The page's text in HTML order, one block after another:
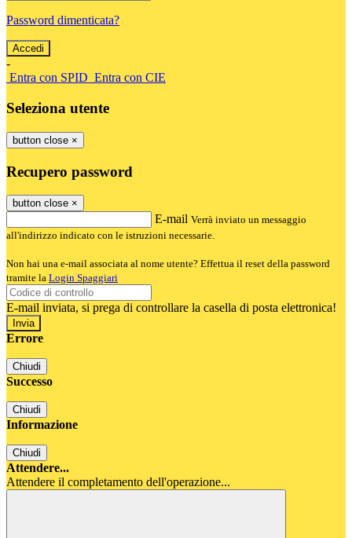
Password dimenticata?
-
Entra con SPID Entra con CIE
Seleziona utente
button close ×
Recupero password
button close ×
E-mail Verrà inviato un messaggio
all'indirizzo indicato con le istruzioni necessarie.
Non hai una e-mail associata al nome utente? Effettua il reset della password
tramite la Login Spaggiari
E-mail inviata, si prega di controllare la casella di posta elettronica!
Errore
Chiudi
Successo
Chiudi
Informazione
Chiudi
Attendere...
Attendere il completamento dell'operazione...